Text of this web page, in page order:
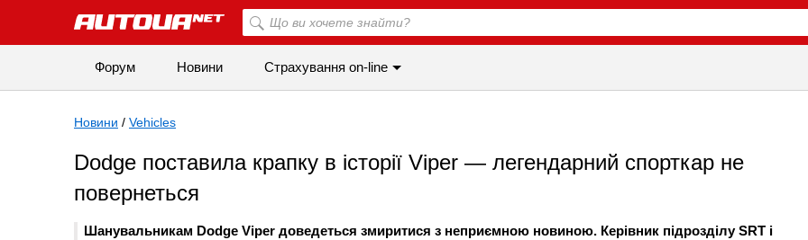
Форум Новини Страхування on-line
Новини / Vehicles
Dodge поставила крапку в історії Viper — легендарний спорткар не
повернеться
Шанувальникам Dodge Viper доведеться змиритися з неприємною новиною. Керівник підрозділу SRT і